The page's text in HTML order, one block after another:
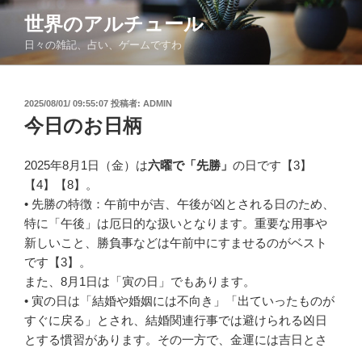
コ
ン
世界のアルチュール
日々の雑記、占い、ゲームですわ
投
稿
日:
2025/08/01/ 09:55:07 投稿者: ADMIN
今日のお日柄
2025年8月1日（金）は六曜で「先勝」 の日です【3】
【4】【8】。
• 先勝の特徴：午前中が吉、午後が凶とされる日のため、
特に「午後」は厄日的な扱いとなります。重要な用事や
新しいこと、勝負事などは午前中にすませるのがベスト
です【3】。
また、8月1日は「寅の日」でもあります。
• 寅の日は「結婚や婚姻には不向き」「出ていったものが
すぐに戻る」とされ、結婚関連行事では避けられる凶日
とする慣習があります。その一方で、金運には吉日とさ